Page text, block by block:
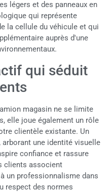
légers et des panneaux en
qui représente
la cellule du véhicule et qui
auprès d'une
qui séduit
magasin ne se limite
elle joue également un rôle
clientèle existante. Un
une identité visuelle
confiance et rassure
clients associent
un professionnalisme dans
respect des normes